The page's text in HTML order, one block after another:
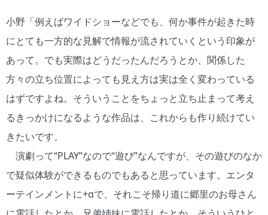
小野「例えばワイドショーなどでも、何か事件が起きた時
にとても一方的な見解で情報が流されていくという印象が
あって。でも実際はどうだったんだろうとか、関係した
方々の立ち位置によっても見え方は実は全く変わっている
はずですよね。そういうことをちょっと立ち止まって考え
るきっかけになるような作品は、これからも作り続けてい
きたいです。
演劇って“PLAY”なので“遊び”なんですが、その遊びのなか
で疑似体験ができるものでもあると思っています。エンタ
ーテインメントに+αで、それこそ帰り道に郷里のお母さん